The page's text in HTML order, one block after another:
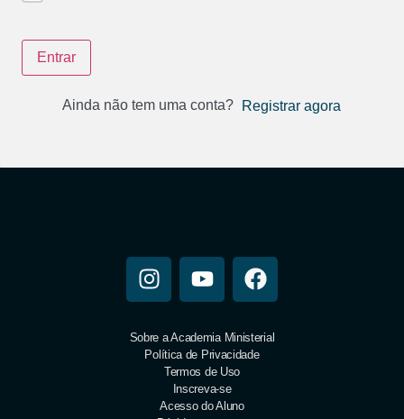
Entrar
Ainda não tem uma conta? Registrar agora
Sobre a Academia Ministerial
Política de Privacidade
Termos de Uso
Inscreva-se
Acesso do Aluno